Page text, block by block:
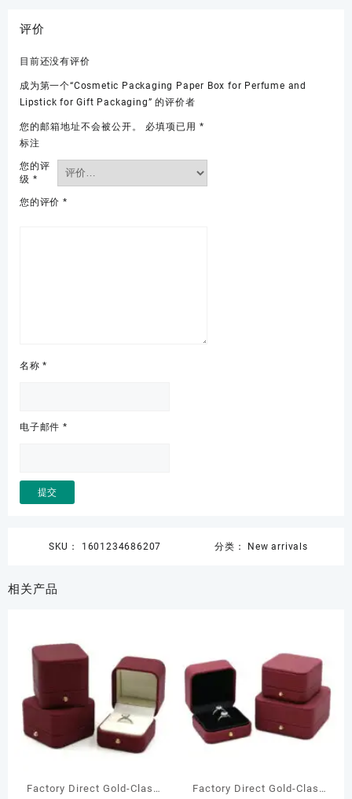
评价
目前还没有评价
成为第一个“Cosmetic Packaging Paper Box for Perfume and
Lipstick for Gift Packaging” 的评价者
您的邮箱地址不会被公开。 必填项已用 *
标注
您的评
级 *
您的评价 *
名称*
电子邮件 *
SKU： 1601234686207 分类： New arrivals
相关产品
Factory Direct Gold-Clasp
Factory Direct Gold-Clasp